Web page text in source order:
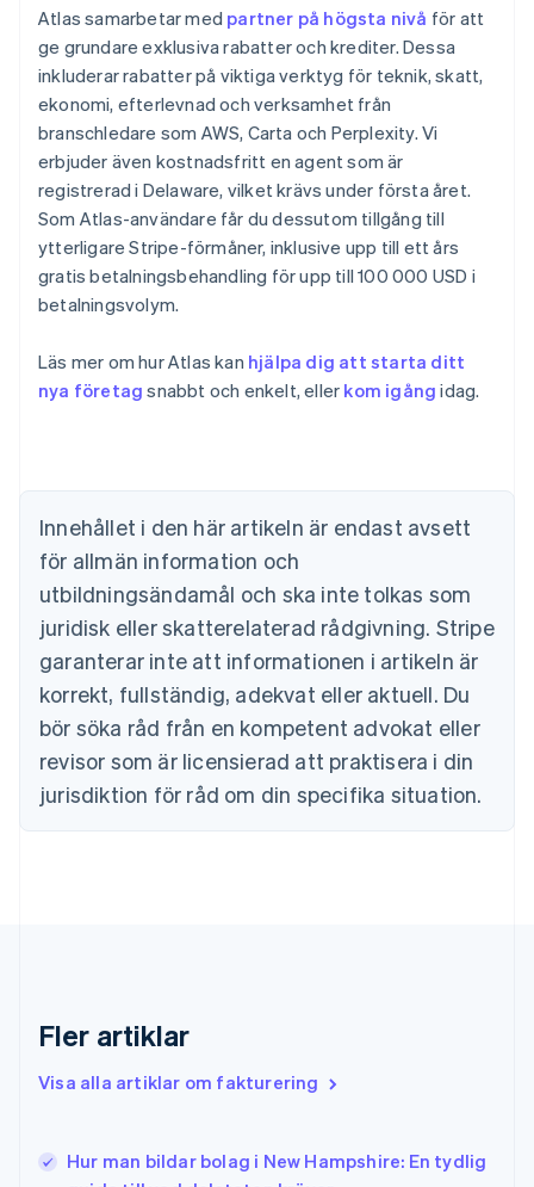
Atlas samarbetar med partner på högsta nivå för att
ge grundare exklusiva rabatter och krediter. Dessa
inkluderar rabatter på viktiga verktyg för teknik, skatt,
ekonomi, efterlevnad och verksamhet från
branschledare som AWS, Carta och Perplexity. Vi
erbjuder även kostnadsfritt en agent som är
registrerad i Delaware, vilket krävs under första året.
Som Atlas-användare får du dessutom tillgång till
ytterligare Stripe-förmåner, inklusive upp till ett års
gratis betalningsbehandling för upp till 100 000 USD i
betalningsvolym.
Läs mer om hur Atlas kan hjälpa dig att starta ditt
nya företag snabbt och enkelt, eller kom igång idag.
Innehållet i den här artikeln är endast avsett
för allmän information och
utbildningsändamål och ska inte tolkas som
juridisk eller skatterelaterad rådgivning. Stripe
garanterar inte att informationen i artikeln är
korrekt, fullständig, adekvat eller aktuell. Du
bör söka råd från en kompetent advokat eller
revisor som är licensierad att praktisera i din
jurisdiktion för råd om din specifika situation.
Fler artiklar
Visa alla artiklar om fakturering
Hur man bildar bolag i New Hampshire: En tydlig
Australien
English
PortuguêsEnglish
Bulgarien
English
Cypern
English
Danmark
English
Estland
Fastlandskina
简体中文English
Finland
English Svenska
Frankrike
简体中文
Indien
Irland
ItalianoEnglish